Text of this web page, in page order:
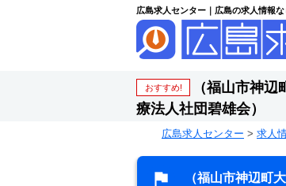
広島求人センター｜広島の求人情報な
おすすめ!
（福山市神
療法人社団碧雄会）
広島求人センター > 求人
（福山市神辺町